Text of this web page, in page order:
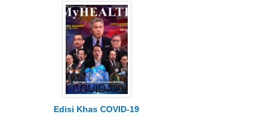
Edisi Khas COVID-19